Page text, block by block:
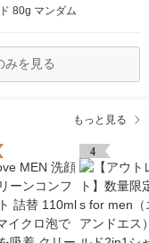
80g マンダム
みを見る
もっと見る
4